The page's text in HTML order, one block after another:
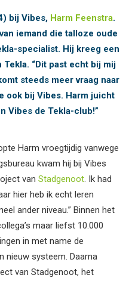
bij Vibes, Harm Feenstra.
iemand die talloze oude
specialist. Hij kreeg een
“Dit past echt bij mij
steeds meer vraag naar
ook bij Vibes. Harm juicht
Vibes de Tekla-club!”
Harm vroegtijdig vanwege
kwam hij bij Vibes
van Stadgenoot. Ik had
hier heb ik echt leren
ander niveau.” Binnen het
maar liefst 10.000
in met name de
nieuw systeem. Daarna
van Stadgenoot, het